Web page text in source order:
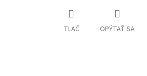
TLAČ OPÝTAŤ SA